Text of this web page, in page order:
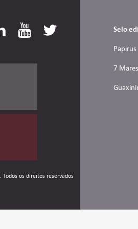
os direitos reservados
Selo
Papirus
7 Mares